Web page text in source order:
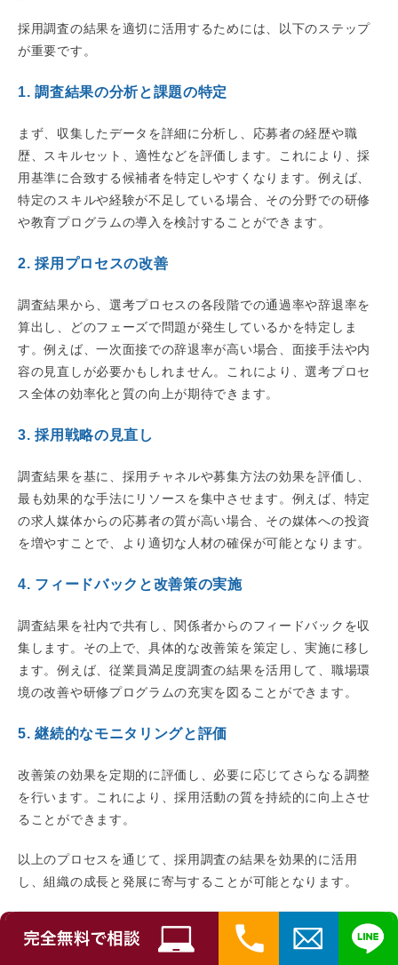
採用調査の結果を適切に活用するためには、以下のステップ
が重要です。
1. 調査結果の分析と課題の特定
まず、収集したデータを詳細に分析し、応募者の経歴や職
歴、スキルセット、適性などを評価します。これにより、採
用基準に合致する候補者を特定しやすくなります。例えば、
特定のスキルや経験が不足している場合、その分野での研修
や教育プログラムの導入を検討することができます。
2. 採用プロセスの改善
調査結果から、選考プロセスの各段階での通過率や辞退率を
算出し、どのフェーズで問題が発生しているかを特定しま
す。例えば、一次面接での辞退率が高い場合、面接手法や内
容の見直しが必要かもしれません。これにより、選考プロセ
ス全体の効率化と質の向上が期待できます。
3. 採用戦略の見直し
調査結果を基に、採用チャネルや募集方法の効果を評価し、
最も効果的な手法にリソースを集中させます。例えば、特定
の求人媒体からの応募者の質が高い場合、その媒体への投資
を増やすことで、より適切な人材の確保が可能となります。
4. フィードバックと改善策の実施
調査結果を社内で共有し、関係者からのフィードバックを収
集します。その上で、具体的な改善策を策定し、実施に移し
ます。例えば、従業員満足度調査の結果を活用して、職場環
境の改善や研修プログラムの充実を図ることができます。
5. 継続的なモニタリングと評価
改善策の効果を定期的に評価し、必要に応じてさらなる調整
を行います。これにより、採用活動の質を持続的に向上させ
ることができます。
以上のプロセスを通じて、採用調査の結果を効果的に活用
し、組織の成長と発展に寄与することが可能となります。
採用調査の方法と選択肢